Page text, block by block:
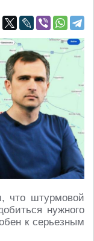
что штурмовой
нужного
к серьезным